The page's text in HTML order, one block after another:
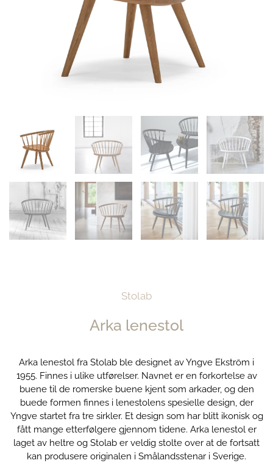
Stolab
Arka lenestol
Arka lenestol fra Stolab ble designet av Yngve Ekström i
1955. Finnes i ulike utførelser. Navnet er en forkortelse av
buene til de romerske buene kjent som arkader, og den
buede formen finnes i lenestolens spesielle design, der
Yngve startet fra tre sirkler. Et design som har blitt ikonisk og
fått mange etterfølgere gjennom tidene. Arka lenestol er
laget av heltre og Stolab er veldig stolte over at de fortsatt
kan produsere originalen i Smålandsstenar i Sverige.